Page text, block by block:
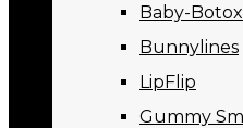
Baby-Botox
Bunnylines
LipFlip
Gummy